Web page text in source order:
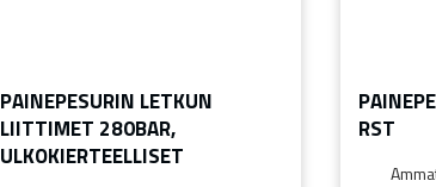
PAINEPESURIN LETKUN
LIITTIMET 280BAR,
ULKOKIERTEELLISET
RST